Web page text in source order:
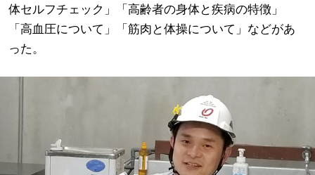
体セルフチェック」「高齢者の身体と疾病の特徴」
「高血圧について」「筋肉と体操について」などがあ
った。